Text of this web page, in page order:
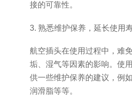
接的可靠性。
3. 熟悉维护保养，延长使用
航空插头在使用过程中，难
垢、湿气等因素的影响。使
供一些维护保养的建议，例
润滑脂等等。